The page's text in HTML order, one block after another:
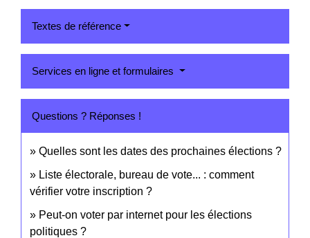
Textes de référence
Services en ligne et formulaires
Questions ? Réponses !
Quelles sont les dates des prochaines élections ?
Liste électorale, bureau de vote... : comment
vérifier votre inscription ?
Peut-on voter par internet pour les élections
politiques ?